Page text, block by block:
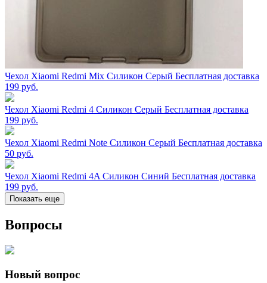
Чехол Xiaomi Redmi Mix Силикон Серый Бесплатная доставка
199 руб.
Чехол Xiaomi Redmi 4 Силикон Серый Бесплатная доставка
199 руб.
Чехол Xiaomi Redmi Note Силикон Серый Бесплатная доставка
50 руб.
Чехол Xiaomi Redmi 4A Силикон Синий Бесплатная доставка
199 руб.
Показать еще
Вопросы
Новый вопрос